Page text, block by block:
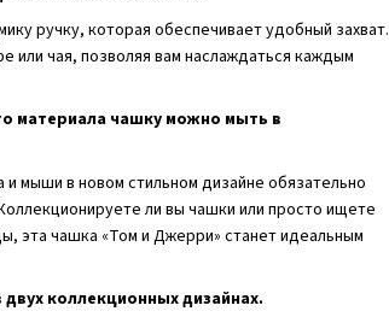
ручку, которая обеспечивает удобный захват.
или чая, позволяя вам наслаждаться каждым
материала чашку можно мыть в
мыши в новом стильном дизайне обязательно
ли вы чашки или просто ищете
эта чашка «Том и Джерри» станет идеальным
коллекционных дизайнах.